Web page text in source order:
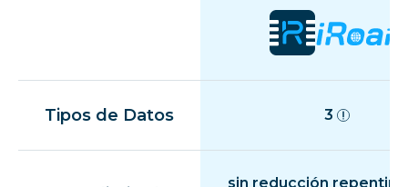
Tipos de Datos 3
sin reducción